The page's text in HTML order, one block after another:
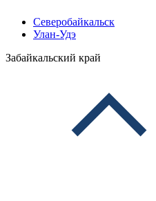
Северобайкальск
Улан-Удэ
Забайкальский край